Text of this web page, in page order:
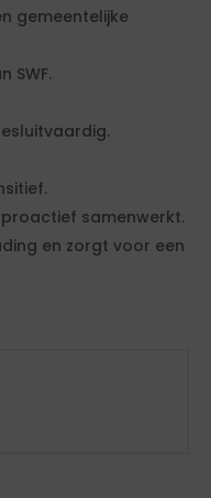
gemeentelijke
SWF.
samenwerkt.
en zorgt voor een